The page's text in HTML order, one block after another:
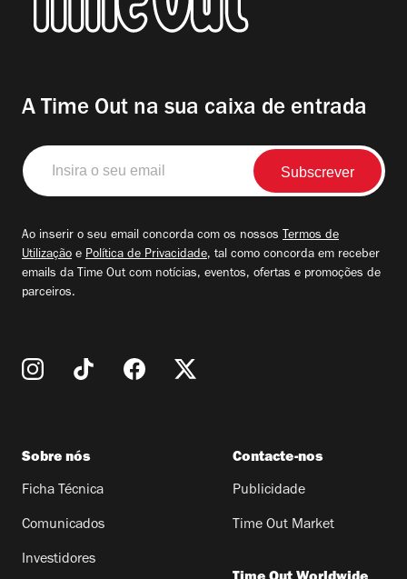
A Time Out na sua caixa de entrada
Insira
o
seu
Ao inserir o seu email concorda com os nossos Termos de
Utilização e Política de Privacidade, tal como concorda em receber
emails da Time Out com notícias, eventos, ofertas e promoções de
parceiros.
Sobre nós
Ficha Técnica
Comunicados
Investidores
Contacte-nos
Publicidade
Time Out Market